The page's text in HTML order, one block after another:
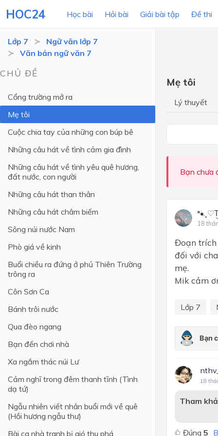
HOC24 Học bài Hỏi bài Giải bài tập Đề thi
Lớp 12
Lớp 10
Lớp 9
Lớp 8
Lớp 7
Lớp 6
Lớp 5
Lớp 4
Lớp 2
Lớp 7
Ngữ văn lớp 7
Văn bản ngữ văn 7
CHỦ ĐỀ
Cổng trường mở ra
Mẹ tôi
Cuộc chia tay của những con búp bê
Những câu hát về tình cảm gia đình
Những câu hát về tình yêu quê hương,
đất nước, con người
Những câu hát than thân
Những câu hát châm biếm
Sông núi nước Nam
Phò giá về kinh
Buổi chiều ra đứng ở phủ Thiên Trường
trông ra
Côn Sơn Ca
Bánh trôi nước
Qua đèo ngang
Bạn đến chơi nhà
Xa ngắm thác núi Lư
Cảm nghĩ trong đêm thanh tĩnh (Tình
dạ tứ)
Ngẫu nhiên viết nhân buổi mới về quê
(Hồi hương ngẫu thư)
Bài ca nhà tranh bị gió thu phá
Mẹ tôi
Lý thuyết
Bạn chưa
18
Đoạn trích
đối với
mẹ.
Mik cảm
Lớp 7
18
Tham
Đúng 5